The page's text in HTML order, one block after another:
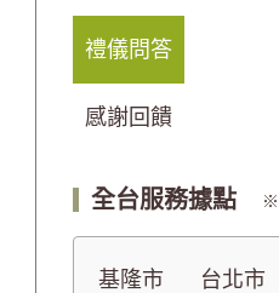
禮儀問答
感謝回饋
全台服務據點
基隆市
台北市